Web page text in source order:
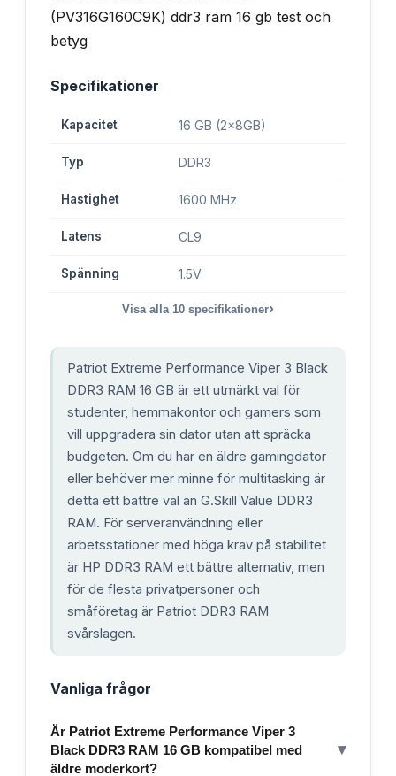
Specifikationer
Kapacitet 16 GB (2x8GB)
Typ DDR3
Hastighet 1600 MHz
Latens CL9
Spänning 1.5V
Visa alla 10 specifikationer›
Patriot Extreme Performance Viper 3 Black
DDR3 RAM 16 GB är ett utmärkt val för
studenter, hemmakontor och gamers som
vill uppgradera sin dator utan att spräcka
budgeten. Om du har en äldre gamingdator
eller behöver mer minne för multitasking är
detta ett bättre val än G.Skill Value DDR3
RAM. För serveranvändning eller
arbetsstationer med höga krav på stabilitet
är HP DDR3 RAM ett bättre alternativ, men
för de flesta privatpersoner och
småföretag är Patriot DDR3 RAM
svårslagen.
Vanliga frågor
Är Patriot Extreme Performance Viper 3
Black DDR3 RAM 16 GB kompatibel med
äldre moderkort?
▾